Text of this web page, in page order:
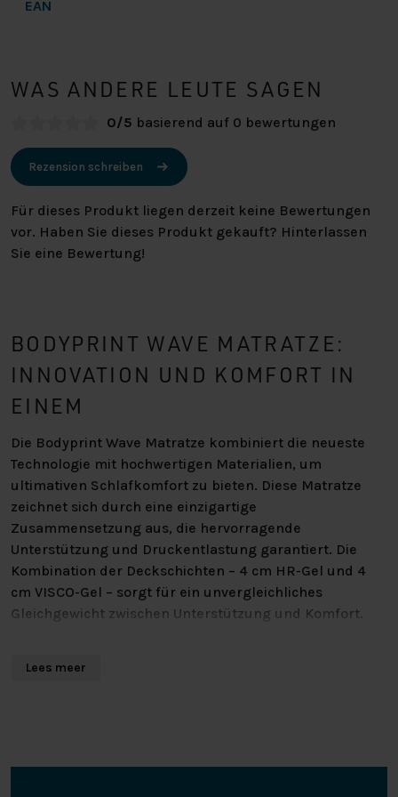
EAN
WAS ANDERE LEUTE SAGEN
0/5 basierend auf 0 bewertungen
Rezension schreiben
Für dieses Produkt liegen derzeit keine Bewertungen
vor. Haben Sie dieses Produkt gekauft? Hinterlassen
Sie eine Bewertung!
BODYPRINT WAVE MATRATZE:
INNOVATION UND KOMFORT IN
EINEM
Die Bodyprint Wave Matratze kombiniert die neueste
Technologie mit hochwertigen Materialien, um
ultimativen Schlafkomfort zu bieten. Diese Matratze
zeichnet sich durch eine einzigartige
Zusammensetzung aus, die hervorragende
Unterstützung und Druckentlastung garantiert. Die
Kombination der Deckschichten – 4 cm HR-Gel und 4
cm VISCO-Gel – sorgt für ein unvergleichliches
Gleichgewicht zwischen Unterstützung und Komfort.
HOCHWERTIGE DECKSCHICHTEN:
cm VISCO-Gel. Das HR-Gel (High Resilience) bietet eine
Lees meer